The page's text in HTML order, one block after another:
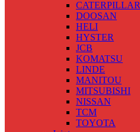
CATERPILLAR
DOOSAN
HELI
HYSTER
JCB
KOMATSU
LINDE
MANITOU
MITSUBISHI
NISSAN
TCM
TOYOTA